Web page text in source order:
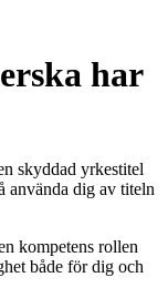
har
skyddad yrkestitel
använda dig av titeln
kompetens rollen
både för dig och